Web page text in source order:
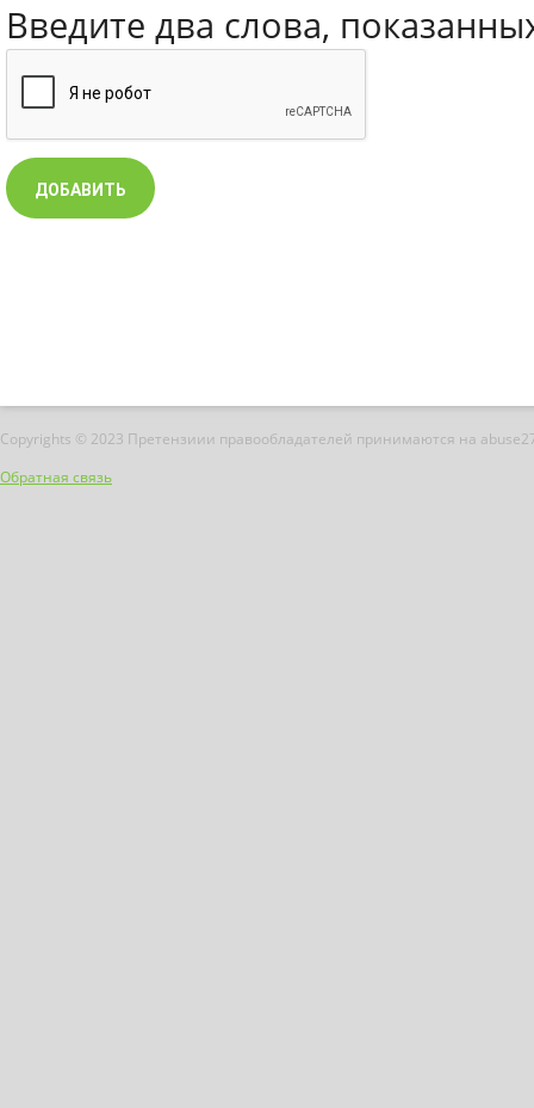
Введите два слова,
Copyrights © 2023 Претензиии правообладателей принимаются на
Обратная связь